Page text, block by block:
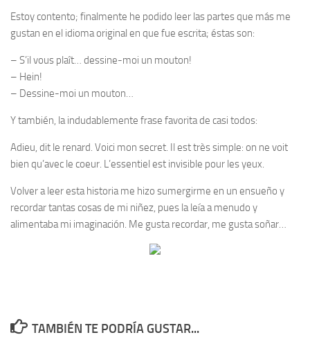
Estoy contento; finalmente he podido leer las partes que más me
gustan en el idioma original en que fue escrita; éstas son:
– S’il vous plaît… dessine-moi un mouton!
– Hein!
– Dessine-moi un mouton…
Y también, la indudablemente frase favorita de casi todos:
Adieu, dit le renard. Voici mon secret. Il est très simple: on ne voit
bien qu’avec le coeur. L’essentiel est invisible pour les yeux.
Volver a leer esta historia me hizo sumergirme en un ensueño y
recordar tantas cosas de mi niñez, pues la leía a menudo y
alimentaba mi imaginación. Me gusta recordar, me gusta soñar…
TAMBIÉN TE PODRÍA GUSTAR...